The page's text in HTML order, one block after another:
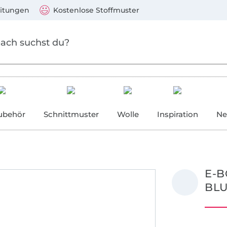
Kostenlose Stoffmuster
Schnittmuster Wolle Inspiration
E-
Mastercard, PayPal, Giropay, Kauf auf Rechnung,